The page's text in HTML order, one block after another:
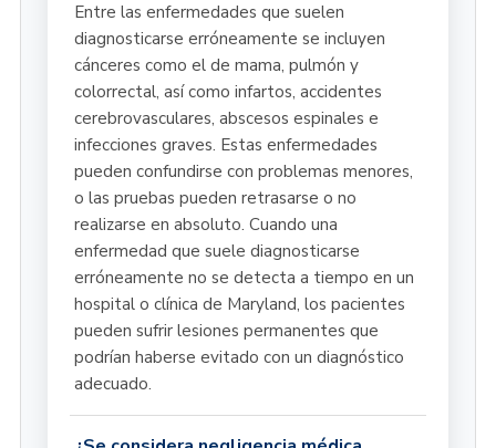
Entre las enfermedades que suelen
diagnosticarse erróneamente se incluyen
cánceres como el de mama, pulmón y
colorrectal, así como infartos, accidentes
cerebrovasculares, abscesos espinales e
infecciones graves. Estas enfermedades
pueden confundirse con problemas menores,
o las pruebas pueden retrasarse o no
realizarse en absoluto. Cuando una
enfermedad que suele diagnosticarse
erróneamente no se detecta a tiempo en un
hospital o clínica de Maryland, los pacientes
pueden sufrir lesiones permanentes que
podrían haberse evitado con un diagnóstico
adecuado.